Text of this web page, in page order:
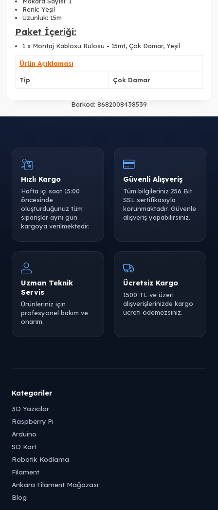
Renk: Yeşil
Uzunluk: 15m
Paket İçeriği:
1 x Montaj Kablosu Rulosu - 15mt, Çok Damar, Yeşil
Ürün Açıklaması
Tip Çok Damar
Barkod: 8682008438539
Hızlı Kargo
Hafta içi saat 15:00
öncesinde
oluşturduğunuz tüm
siparişler aynı gün
kargoya verilmektedir.
Güvenli Alışveriş
Tüm bilgileriniz 256 Bit
SSL sertifikasıyla
korunmaktadır. Güvenle
alışveriş yapabilirsiniz.
Uzman Teknik
Servis
Ürünleriniz için
profesyonel bakım ve
onarım.
Ücretsiz Kargo
1500 TL ve üzeri
alışverişlerinizde kargo
ücreti ödemezsiniz.
Kategoriler
3D Yazıcılar
Raspberry Pi
Arduino
SD Kart
Robotik Kodlama
Filament
Ankara Filament Mağazası
Blog